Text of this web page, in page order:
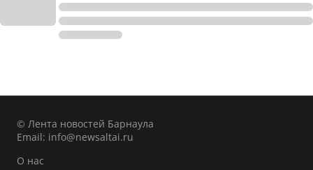
© Лента новостей Барнаула
Email: info@newsaltai.ru
О нас